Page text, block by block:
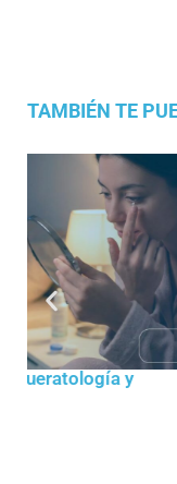
TAMBIÉN TE
Lentes